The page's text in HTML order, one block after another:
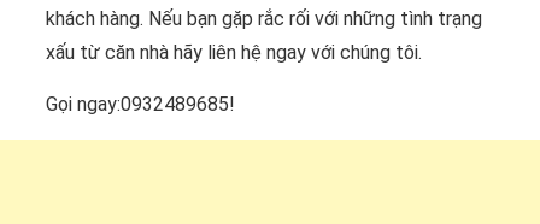
khách hàng. Nếu bạn gặp rắc rối với những tình trạng
xấu từ căn nhà hãy liên hệ ngay với chúng tôi.
Gọi ngay:0932489685!